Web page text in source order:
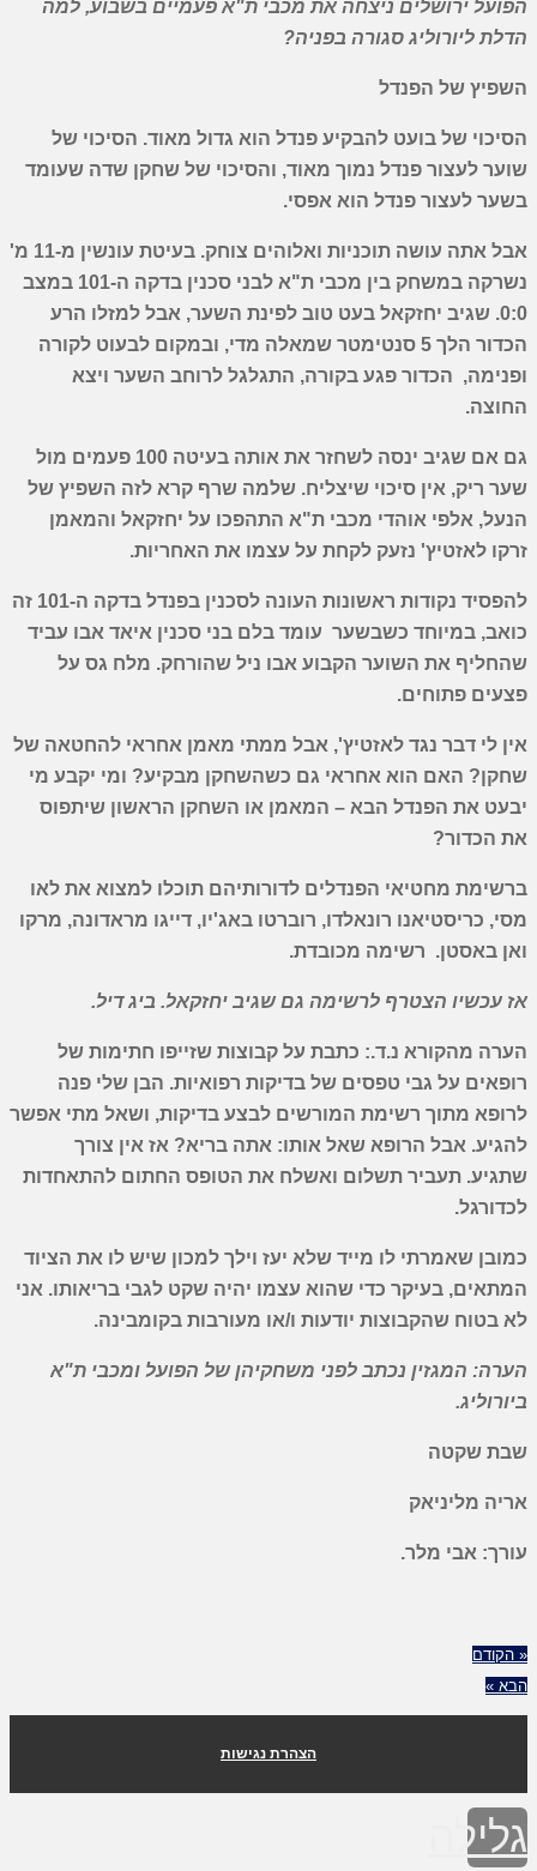
הפועל ירושלים ניצחה את מכבי ת"א פעמיים בשבוע, למה
הדלת ליורוליג סגורה בפניה?
השפיץ של הפנדל
הסיכוי של בועט להבקיע פנדל הוא גדול מאוד. הסיכוי של
שוער לעצור פנדל נמוך מאוד, והסיכוי של שחקן שדה שעומד
בשער לעצור פנדל הוא אפסי.
אבל אתה עושה תוכניות ואלוהים צוחק. בעיטת עונשין מ-11 מ'
נשרקה במשחק בין מכבי ת"א לבני סכנין בדקה ה-101 במצב
0:0. שגיב יחזקאל בעט טוב לפינת השער, אבל למזלו הרע
הכדור הלך 5 סנטימטר שמאלה מדי, ובמקום לבעוט לקורה
ופנימה, הכדור פגע בקורה, התגלגל לרוחב השער ויצא
החוצה.
גם אם שגיב ינסה לשחזר את אותה בעיטה 100 פעמים מול
שער ריק, אין סיכוי שיצליח. שלמה שרף קרא לזה השפיץ של
הנעל, אלפי אוהדי מכבי ת"א התהפכו על יחזקאל והמאמן
זרקו לאזטיץ' נזעק לקחת על עצמו את האחריות.
להפסיד נקודות ראשונות העונה לסכנין בפנדל בדקה ה-101 זה
כואב, במיוחד כשבשער עומד בלם בני סכנין איאד אבו עביד
שהחליף את השוער הקבוע אבו ניל שהורחק. מלח גס על
פצעים פתוחים.
אין לי דבר נגד לאזטיץ', אבל ממתי מאמן אחראי להחטאה של
שחקן? האם הוא אחראי גם כשהשחקן מבקיע? ומי יקבע מי
יבעט את הפנדל הבא – המאמן או השחקן הראשון שיתפוס
את הכדור?
ברשימת מחטיאי הפנדלים לדורותיהם תוכלו למצוא את לאו
מסי, כריסטיאנו רונאלדו, רוברטו באג'יו, דייגו מראדונה, מרקו
ואן באסטן. רשימה מכובדת.
אז עכשיו הצטרף לרשימה גם שגיב יחזקאל. ביג דיל.
הערה מהקורא נ.ד.: כתבת על קבוצות שזייפו חתימות של
רופאים על גבי טפסים של בדיקות רפואיות. הבן שלי פנה
לרופא מתוך רשימת המורשים לבצע בדיקות, ושאל מתי אפשר
להגיע. אבל הרופא שאל אותו: אתה בריא? אז אין צורך
שתגיע. תעביר תשלום ואשלח את הטופס החתום להתאחדות
לכדורגל.
כמובן שאמרתי לו מייד שלא יעז וילך למכון שיש לו את הציוד
המתאים, בעיקר כדי שהוא עצמו יהיה שקט לגבי בריאותו. אני
לא בטוח שהקבוצות יודעות ו/או מעורבות בקומבינה.
הערה: המגזין נכתב לפני משחקיהן של הפועל ומכבי ת"א
ביורוליג.
שבת שקטה
אריה מליניאק
עורך: אבי מלר.
« הקודם
הבא »
הצהרת נגישות
גלילה